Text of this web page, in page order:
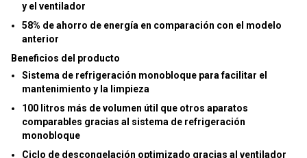
y el ventilador
58% de ahorro de energía en comparación con el modelo
anterior
Beneficios del producto
Sistema de refrigeración monobloque para facilitar el
mantenimiento y la limpieza
100 litros más de volumen útil que otros aparatos
comparables gracias al sistema de refrigeración
monobloque
Ciclo de descongelación optimizado gracias al ventilador